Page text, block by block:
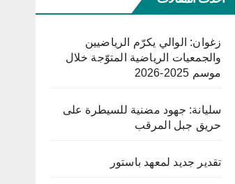
زغوان: الوالي يكرّم الرياضيين
والجمعيات الرياضية المتوّجة خلال
موسم 2025-2026
سليانة: جهود مضنية للسيطرة على
حريق جبل المرقب
تقدير جديد لمعهد باستور